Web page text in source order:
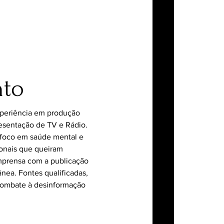
em produção
de TV e Rádio.
em saúde mental e
que queiram
com a publicação
Fontes qualificadas,
à desinformação